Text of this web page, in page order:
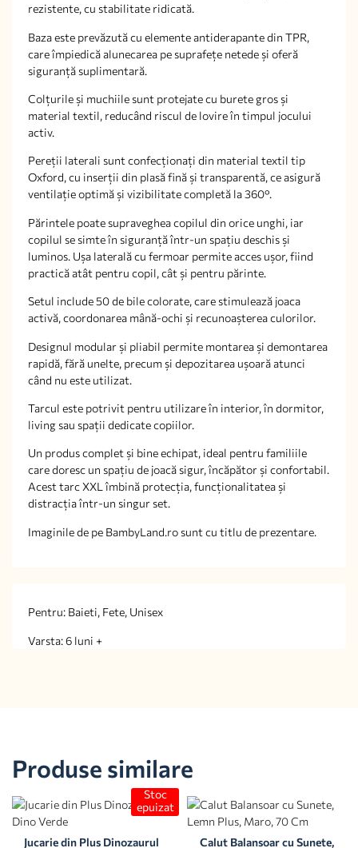
rezistente, cu stabilitate ridicată.
Baza este prevăzută cu elemente antiderapante din TPR,
care împiedică alunecarea pe suprafețe netede și oferă
siguranță suplimentară.
Colțurile și muchiile sunt protejate cu burete gros și
material textil, reducând riscul de lovire în timpul jocului
activ.
Pereții laterali sunt confecționați din material textil tip
Oxford, cu inserții din plasă fină și transparentă, ce asigură
ventilație optimă și vizibilitate completă la 360°.
Părintele poate supraveghea copilul din orice unghi, iar
copilul se simte în siguranță într-un spațiu deschis și
luminos. Ușa laterală cu fermoar permite acces ușor, fiind
practică atât pentru copil, cât și pentru părinte.
Setul include 50 de bile colorate, care stimulează joaca
activă, coordonarea mână-ochi și recunoașterea culorilor.
Designul modular și pliabil permite montarea și demontarea
rapidă, fără unelte, precum și depozitarea ușoară atunci
când nu este utilizat.
Tarcul este potrivit pentru utilizare în interior, în dormitor,
living sau spații dedicate copiilor.
Un produs complet și bine echipat, ideal pentru familiile
care doresc un spațiu de joacă sigur, încăpător și confortabil.
Acest tarc XXL îmbină protecția, funcționalitatea și
distracția într-un singur set.
Imaginile de pe BambyLand.ro sunt cu titlu de prezentare.
Pentru: Baieti, Fete, Unisex
Varsta: 6 luni +
Produse similare
Stoc
epuizat
Jucarie din Plus Dinozaurul Calut Balansoar cu Sunete,